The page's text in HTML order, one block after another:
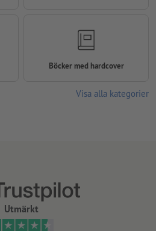
Utmärkt
Böcker med hardcover
Visa alla kategorier